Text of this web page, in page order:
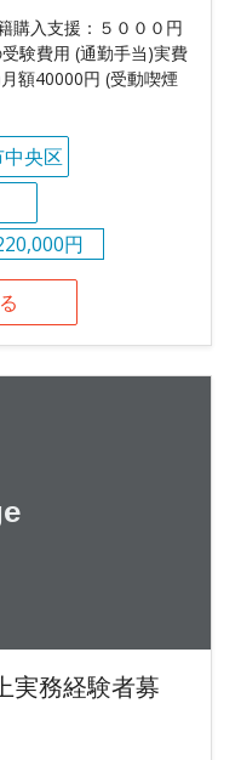
購入支援：５０００円
験費用 (通勤手当)実費
額40000円 (受動喫煙
央区
円
実務経験者募